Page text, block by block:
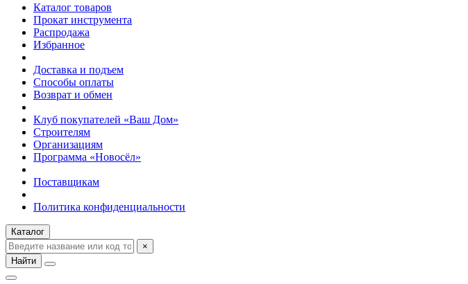
Каталог товаров
Прокат инструмента
Распродажа
Избранное
Доставка и подъем
Способы оплаты
Возврат и обмен
Клуб покупателей «Ваш Дом»
Строителям
Организациям
Программа «Новосёл»
Поставщикам
Политика конфиденциальности
Каталог
×
Найти